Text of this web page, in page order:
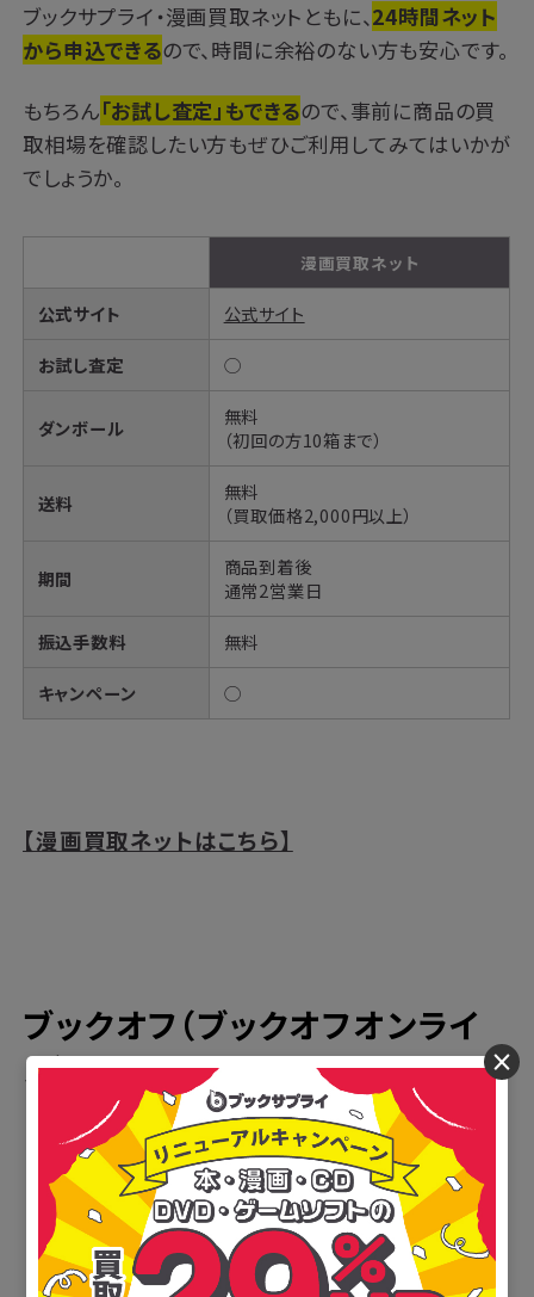
ブックサプライ・漫画買取ネットともに、24時間ネット
から申込できるので、時間に余裕のない方も安心です。
もちろん「お試し査定」もできるので、事前に商品の買
取相場を確認したい方もぜひご利用してみてはいかが
でしょうか。
漫画買取ネット
公式サイト 公式サイト
お試し査定 ◯
ダンボール
無料
（初回の方10箱まで）
送料
無料
（買取価格2,000円以上）
期間
商品到着後
通常2営業日
振込手数料 無料
キャンペーン ◯
【漫画買取ネットはこちら】
ブックオフ（ブックオフオンライ
ン）
×